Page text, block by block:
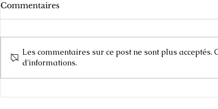
Cours d'Arts Plastiques,
Commentaires
Les commentaires sur ce post ne sont plus
d'informations.